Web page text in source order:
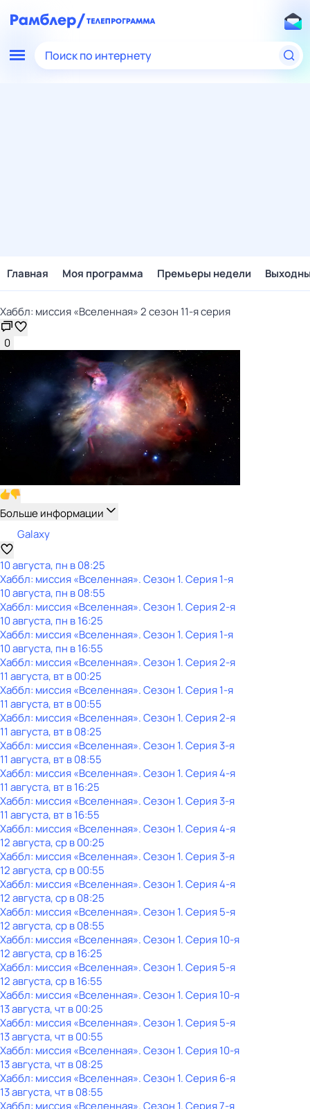
Поиск по интернету
Главная Моя программа Премьеры недели
Хаббл: миссия «Вселенная» 2 сезон 11-я серия
0
Больше информации
Galaxy
10 августа, пн в 08:25
Хаббл: миссия «Вселенная». Сезон 1. Серия 1-я
10 августа, пн в 08:55
Хаббл: миссия «Вселенная». Сезон 1. Серия 2-я
10 августа, пн в 16:25
Хаббл: миссия «Вселенная». Сезон 1. Серия 1-я
10 августа, пн в 16:55
Хаббл: миссия «Вселенная». Сезон 1. Серия 2-я
11 августа, вт в 00:25
Хаббл: миссия «Вселенная». Сезон 1. Серия 1-я
11 августа, вт в 00:55
Хаббл: миссия «Вселенная». Сезон 1. Серия 2-я
11 августа, вт в 08:25
Хаббл: миссия «Вселенная». Сезон 1. Серия 3-я
11 августа, вт в 08:55
Хаббл: миссия «Вселенная». Сезон 1. Серия 4-я
11 августа, вт в 16:25
Хаббл: миссия «Вселенная». Сезон 1. Серия 3-я
11 августа, вт в 16:55
Хаббл: миссия «Вселенная». Сезон 1. Серия 4-я
12 августа, ср в 00:25
Хаббл: миссия «Вселенная». Сезон 1. Серия 3-я
12 августа, ср в 00:55
Хаббл: миссия «Вселенная». Сезон 1. Серия 4-я
12 августа, ср в 08:25
Хаббл: миссия «Вселенная». Сезон 1. Серия 5-я
12 августа, ср в 08:55
Хаббл: миссия «Вселенная». Сезон 1. Серия 10-я
12 августа, ср в 16:25
Хаббл: миссия «Вселенная». Сезон 1. Серия 5-я
12 августа, ср в 16:55
Хаббл: миссия «Вселенная». Сезон 1. Серия 10-я
13 августа, чт в 00:25
Хаббл: миссия «Вселенная». Сезон 1. Серия 5-я
13 августа, чт в 00:55
Хаббл: миссия «Вселенная». Сезон 1. Серия 10-я
13 августа, чт в 08:25
Хаббл: миссия «Вселенная». Сезон 1. Серия 6-я
13 августа, чт в 08:55
Хаббл: миссия «Вселенная». Сезон 1. Серия 7-я